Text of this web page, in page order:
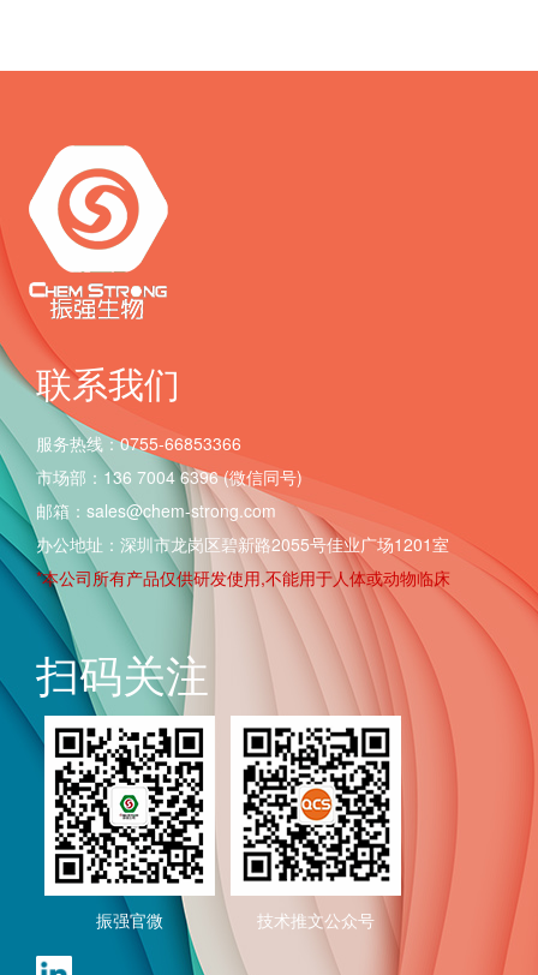
联系我们
服务热线：0755-66853366
市场部：136 7004 6396 (微信同号)
邮箱：sales@chem-strong.com
办公地址：深圳市龙岗区碧新路2055号佳业广场1201室
*本公司所有产品仅供研发使用,不能用于人体或动物临床
扫码关注
振强官微 技术推文公众号